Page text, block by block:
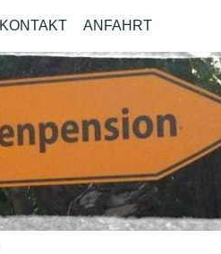
KONTAKT ANFAHRT